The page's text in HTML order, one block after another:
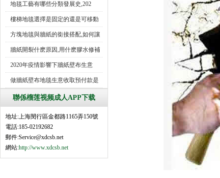
地毯工藝有哪些分類發展史,202
樓梯地毯選擇是固定的還是可移動
好
方塊地毯與牆紙的銜接搭配,如何讓
牆紙開裂什麽原因,用什麽膠水修補
2020年疫情影響下牆紙壁布生意
做牆紙壁布地毯生意收取預付款是
行
聯係榴莲视频成人APP下载
地址:上海閔行區金都路1165弄150號
電話:185-02192682
郵件:Service@xdcsb.net
網站:http://www.xdcsb.net